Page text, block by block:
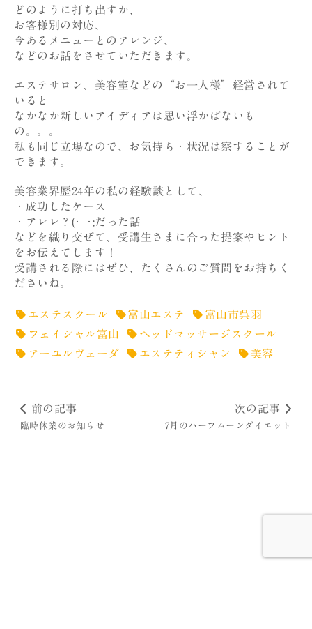
どのように打ち出すか、
お客様別の対応、
今あるメニューとのアレンジ、
などのお話をさせていただきます。
エステサロン、美容室などの“お一人様”経営されて
いると
なかなか新しいアイディアは思い浮かばないも
の。。。
私も同じ立場なので、お気持ち・状況は察することが
できます。
美容業界歴24年の私の経験談として、
・成功したケース
・アレレ？(･_･;だった話
などを織り交ぜて、受講生さまに合った提案やヒント
をお伝えてします！
受講される際にはぜひ、たくさんのご質問をお持ちく
ださいね。
エステスクール 富山エステ
富山市呉羽
フェイシャル富山
ヘッドマッサージスクール
アーユルヴェーダ
エステティシャン 美容
前の記事
臨時休業のお知らせ
次の記事
7月のハーフムーンダイエット